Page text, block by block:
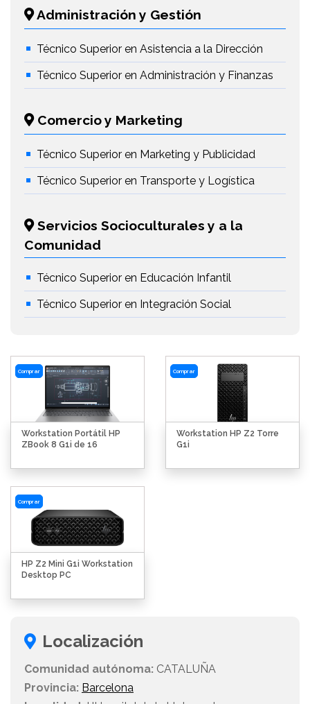
Administración y Gestión
Técnico Superior en Asistencia a la Dirección
Técnico Superior en Administración y Finanzas
Comercio y Marketing
Técnico Superior en Marketing y Publicidad
Técnico Superior en Transporte y Logística
Servicios Socioculturales y a la
Comunidad
Técnico Superior en Educación Infantil
Técnico Superior en Integración Social
Comprar
Workstation Portátil HP
ZBook 8 G1i de 16
Comprar
Workstation HP Z2 Torre
G1i
Comprar
HP Z2 Mini G1i Workstation
Desktop PC
Localización
Comunidad autónoma: CATALUÑA
Provincia: Barcelona